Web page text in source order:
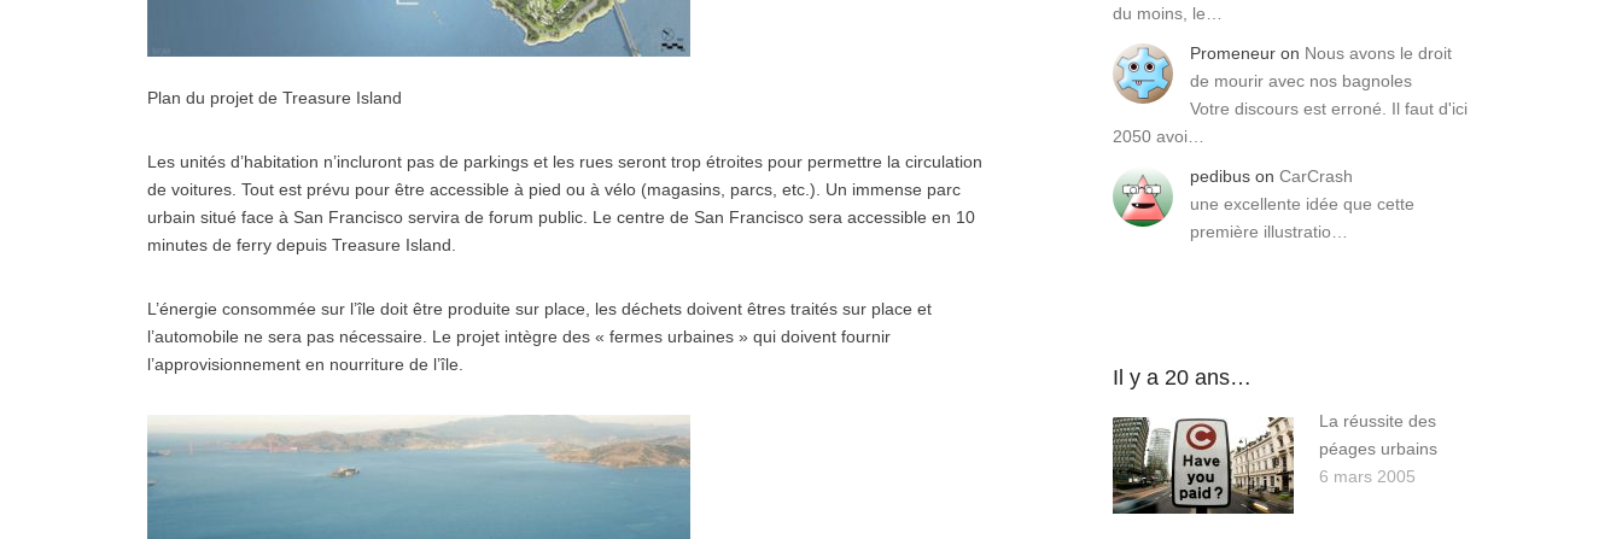
Plan du projet de Treasure Island
Les unités d’habitation n’incluront pas de parkings et les rues seront trop étroites pour permettre la circulation
de voitures. Tout est prévu pour être accessible à pied ou à vélo (magasins, parcs, etc.). Un immense parc
urbain situé face à San Francisco servira de forum public. Le centre de San Francisco sera accessible en 10
minutes de ferry depuis Treasure Island.
L’énergie consommée sur l’île doit être produite sur place, les déchets doivent êtres traités sur place et
l’automobile ne sera pas nécessaire. Le projet intègre des « fermes urbaines » qui doivent fournir
l’approvisionnement en nourriture de l’île.
du moins, le…
Promeneur on Nous avons le droit
de mourir avec nos bagnoles
Votre discours est erroné. Il faut d'ici
2050 avoi…
pedibus on CarCrash
une excellente idée que cette
première illustratio…
Il y a 20 ans…
La réussite des
péages urbains
6 mars 2005